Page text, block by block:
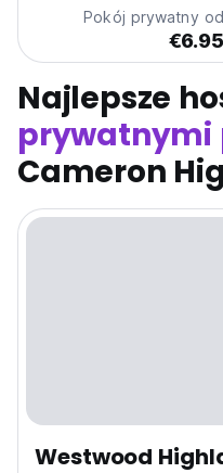
Pokój prywatny od
€6.95
Najlepsze
prywatnymi
Cameron
Westwood